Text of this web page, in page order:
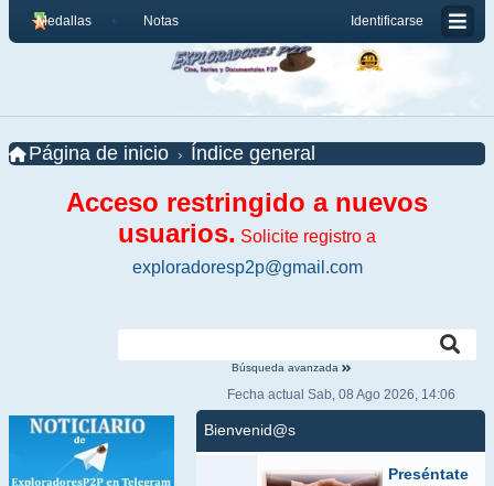
Identificarse
Medallas Notas
Página de inicio Índice general
Acceso restringido a nuevos
usuarios. Solicite registro a
exploradoresp2p@gmail.com
Búsqueda avanzada
Fecha actual Sab, 08 Ago 2026, 14:06
Bienvenid@s
Preséntate